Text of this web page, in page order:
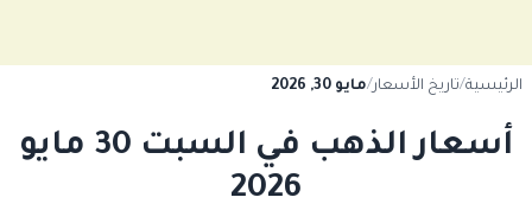
الرئيسية/تاريخ الأسعار/مايو 30, 2026
أسعار الذهب في السبت 30 مايو
2026